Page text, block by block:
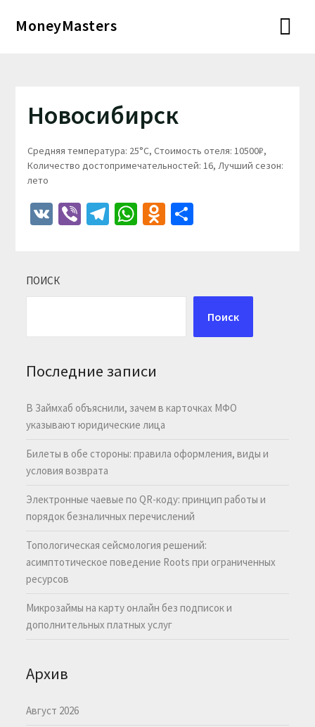
MoneyMasters
Новосибирск
Средняя температура: 25°C, Стоимость отеля: 10500₽,
Количество достопримечательностей: 16, Лучший сезон:
лето
VKViberTelegram
WhatsApp
Odnoklassniki
Отправить
ПОИСК
Поиск
Последние записи
В Займхаб объяснили, зачем в карточках МФО
указывают юридические лица
Билеты в обе стороны: правила оформления, виды и
условия возврата
Электронные чаевые по QR-коду: принцип работы и
порядок безналичных перечислений
Топологическая сейсмология решений:
асимптотическое поведение Roots при ограниченных
ресурсов
Микрозаймы на карту онлайн без подписок и
дополнительных платных услуг
Архив
Август 2026